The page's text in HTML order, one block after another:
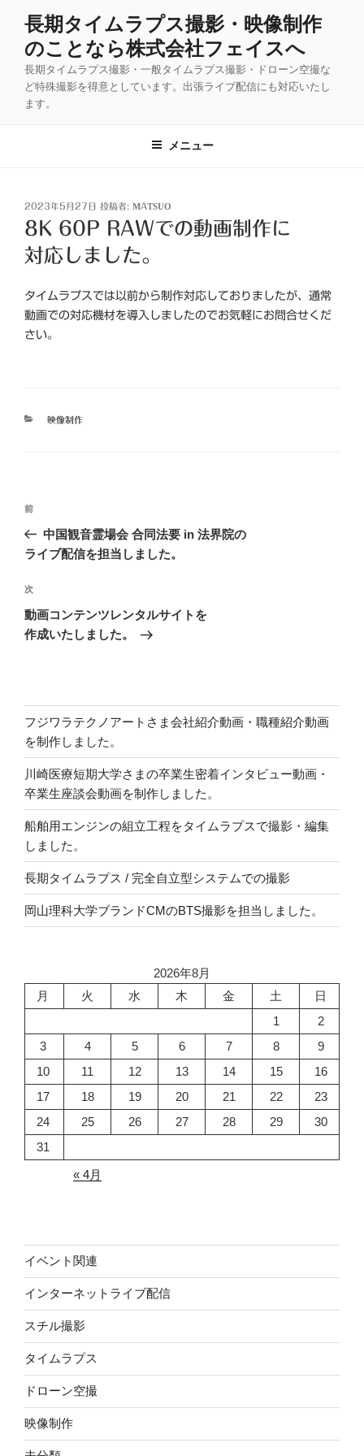
長期タイムラプス撮影・映像制作
のことなら株式会社フェイスへ
長期タイムラプス撮影・一般タイムラプス撮影・ドローン空撮な
ど特殊撮影を得意としています。出張ライブ配信にも対応いたし
ます。
メニュー
投
稿
日:
2023年5月27日 投稿者: MATSUO
8K 60P RAWでの動画制作に
対応しました。
タイムラプスでは以前から制作対応しておりましたが、通常
動画での対応機材を導入しましたのでお気軽にお問合せくだ
さい。
カ
映像制作
ナ
ゲ
ー
シ
前
の
投
前
中国観音霊場会 合同法要 in 法界院の
ライブ配信を担当しました。
次
の
投
次
動画コンテンツレンタルサイトを
作成いたしました。
フジワラテクノアートさま会社紹介動画・職種紹介動画
を制作しました。
川崎医療短期大学さまの卒業生密着インタビュー動画・
卒業生座談会動画を制作しました。
船舶用エンジンの組立工程をタイムラプスで撮影・編集
しました。
長期タイムラプス / 完全自立型システムでの撮影
岡山理科大学ブランドCMのBTS撮影を担当しました。
2026年8月
月
火 水 木 金 土
日
1
2
3
4 5 6 7 8
9
10
11 12 13 14 15
16
17
18 19 20 21 22
23
24
25 26 27 28 29
30
31
« 4月
イベント関連
インターネットライブ配信
スチル撮影
タイムラプス
ドローン空撮
映像制作